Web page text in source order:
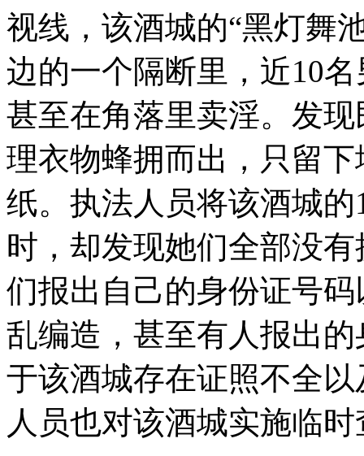
视线，该酒城的“黑灯舞
边的一个隔断里，近10
甚至在角落里卖淫。发
理衣物蜂拥而出，只留
纸。执法人员将该酒城
时，却发现她们全部没
们报出自己的身份证号
乱编造，甚至有人报出
于该酒城存在证照不全
人员也对该酒城实施临